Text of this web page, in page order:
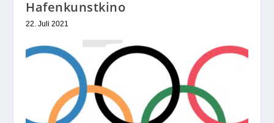
Hafenkunstkino
22. Juli 2021